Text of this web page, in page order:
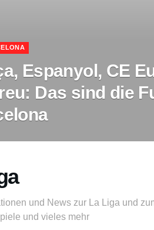
Espanyol, CE
Das sind die
und News zur La Liga und
und vieles mehr